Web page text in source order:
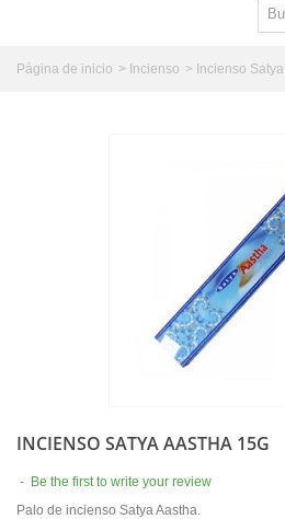
Página de inicio > Incienso > Incienso Satya
INCIENSO SATYA AASTHA 15G
- Be the first to write your review
Palo de incienso Satya Aastha.